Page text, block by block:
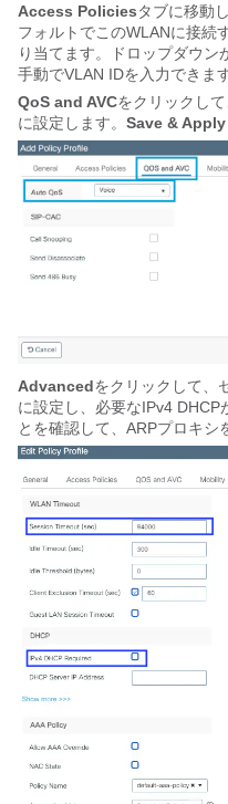
Access Policiesタブに移動
フォルトでこのWLANに接続
り当てます。ドロップダウン
手動でVLAN IDを入力できます
QoS and AVCをクリックして
に設定します。 Save &
Advancedをクリックして、
に設定し、必要なIPv4 DHCP
とを確認して、ARPプロキシ